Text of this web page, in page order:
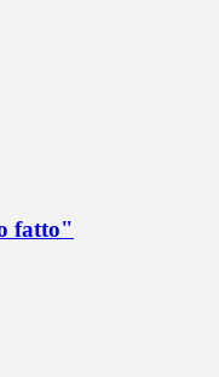
fatto"